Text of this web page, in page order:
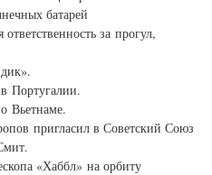
батарей
за прогул,
Португалии.
Вьетнаме.
пригласил в Советский Союз
«Хаббл» на орбиту